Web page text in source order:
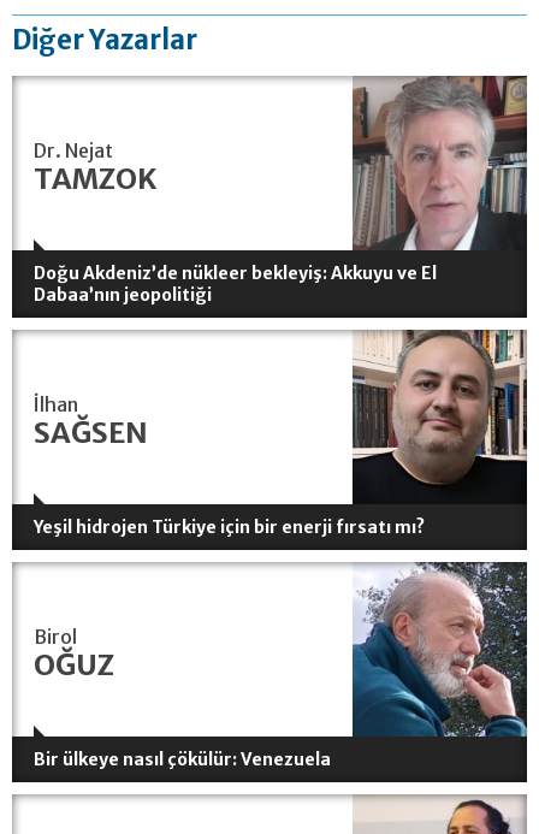
Diğer Yazarlar
Dr. Nejat
TAMZOK
Doğu Akdeniz’de nükleer bekleyiş: Akkuyu ve El
Dabaa’nın jeopolitiği
İlhan
SAĞSEN
Yeşil hidrojen Türkiye için bir enerji fırsatı mı?
Birol
OĞUZ
Bir ülkeye nasıl çökülür: Venezuela